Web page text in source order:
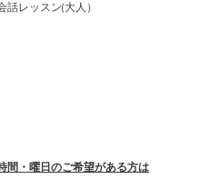
レッスン(大人）
間・曜日のご希望がある方は